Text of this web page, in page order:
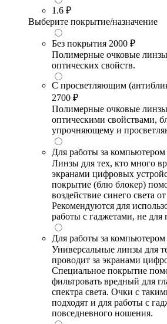
1.6 ₽
Выберите покрытие/назначение
Без покрытия 2000 ₽
Полимерные очковые
оптических свойств.
С просветляющим
2700 ₽
Полимерные очковые
оптическими свойствами,
упрочняющему и
Для работы за компьютером
Линзы для тех, кто много
экранами цифровых
покрытие (блю блокер)
воздействие синего света
Рекомендуются для
работы с гаджетами, не для
Для работы за
Универсальные линзы для
проводит за экранами
Специальное покрытие
фильтровать вредный для
спектра света. Очки с
подходят и для работы с
повседневного ношения.